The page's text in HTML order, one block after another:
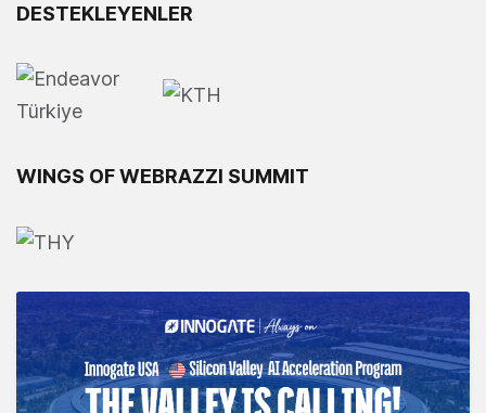
DESTEKLEYENLER
WINGS OF WEBRAZZI SUMMIT